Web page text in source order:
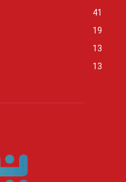
41
19
13
13